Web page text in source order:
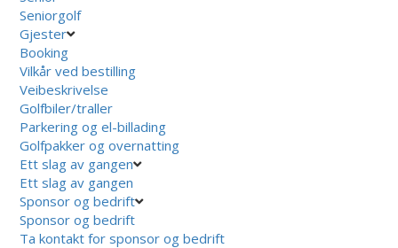
Seniorgolf
Gjester
Booking
Vilkår ved bestilling
Veibeskrivelse
Golfbiler/traller
Parkering og el-billading
Golfpakker og overnatting
Ett slag av gangen
Ett slag av gangen
Sponsor og bedrift
Sponsor og bedrift
Ta kontakt for sponsor og bedrift